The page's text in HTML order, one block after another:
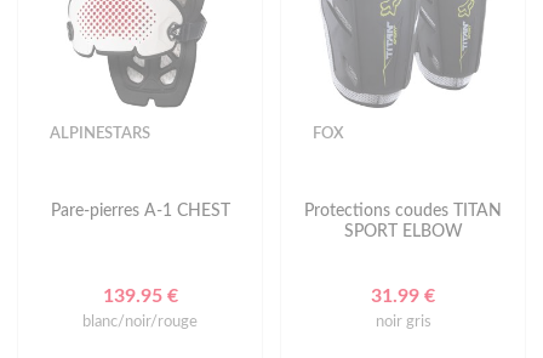
ALPINESTARS
Pare-pierres A-1 CHEST
139.95 €
blanc/noir/rouge
FOX
Protections coudes TITAN
SPORT ELBOW
31.99 €
noir gris